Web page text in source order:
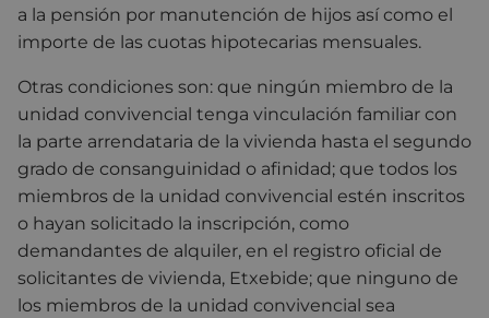
a la pensión por manutención de hijos así como el
importe de las cuotas hipotecarias mensuales.
Otras condiciones son: que ningún miembro de la
unidad convivencial tenga vinculación familiar con
la parte arrendataria de la vivienda hasta el segundo
grado de consanguinidad o afinidad; que todos los
miembros de la unidad convivencial estén inscritos
o hayan solicitado la inscripción, como
demandantes de alquiler, en el registro oficial de
solicitantes de vivienda, Etxebide; que ninguno de
los miembros de la unidad convivencial sea